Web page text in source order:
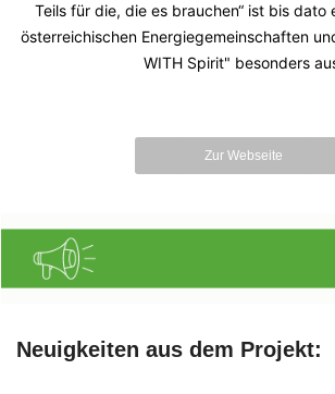
Teils für die, die es brauchen“ ist bis dato
österreichischen Energiegemeinschaften
WITH Spirit" besonders
Zur Webseite
Neuigkeiten aus dem Projekt: